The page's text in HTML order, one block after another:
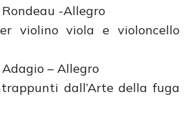
-Allegro
violino viola e violoncello
– Allegro
dall’Arte della fuga